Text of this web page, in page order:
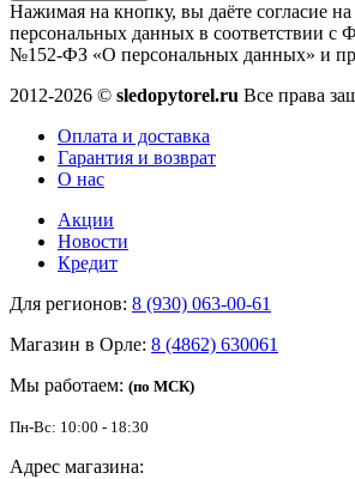
Нажимая на кнопку, вы даёте согласие
персональных данных в соответствии с
№152-ФЗ «О персональных данных» и
2012-2026 © sledopytorel.ru Все права
Оплата и доставка
Гарантия и возврат
О нас
Акции
Новости
Кредит
Для регионов: 8 (930) 063-00-61
Магазин в Орле: 8 (4862) 630061
Мы работаем: (по МСК)
Пн-Вс: 10:00 - 18:30
Адрес магазина: